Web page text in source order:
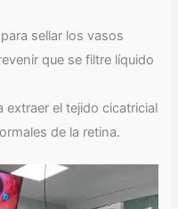
para sellar los vasos
que se filtre líquido
extraer el tejido cicatricial
de la retina.